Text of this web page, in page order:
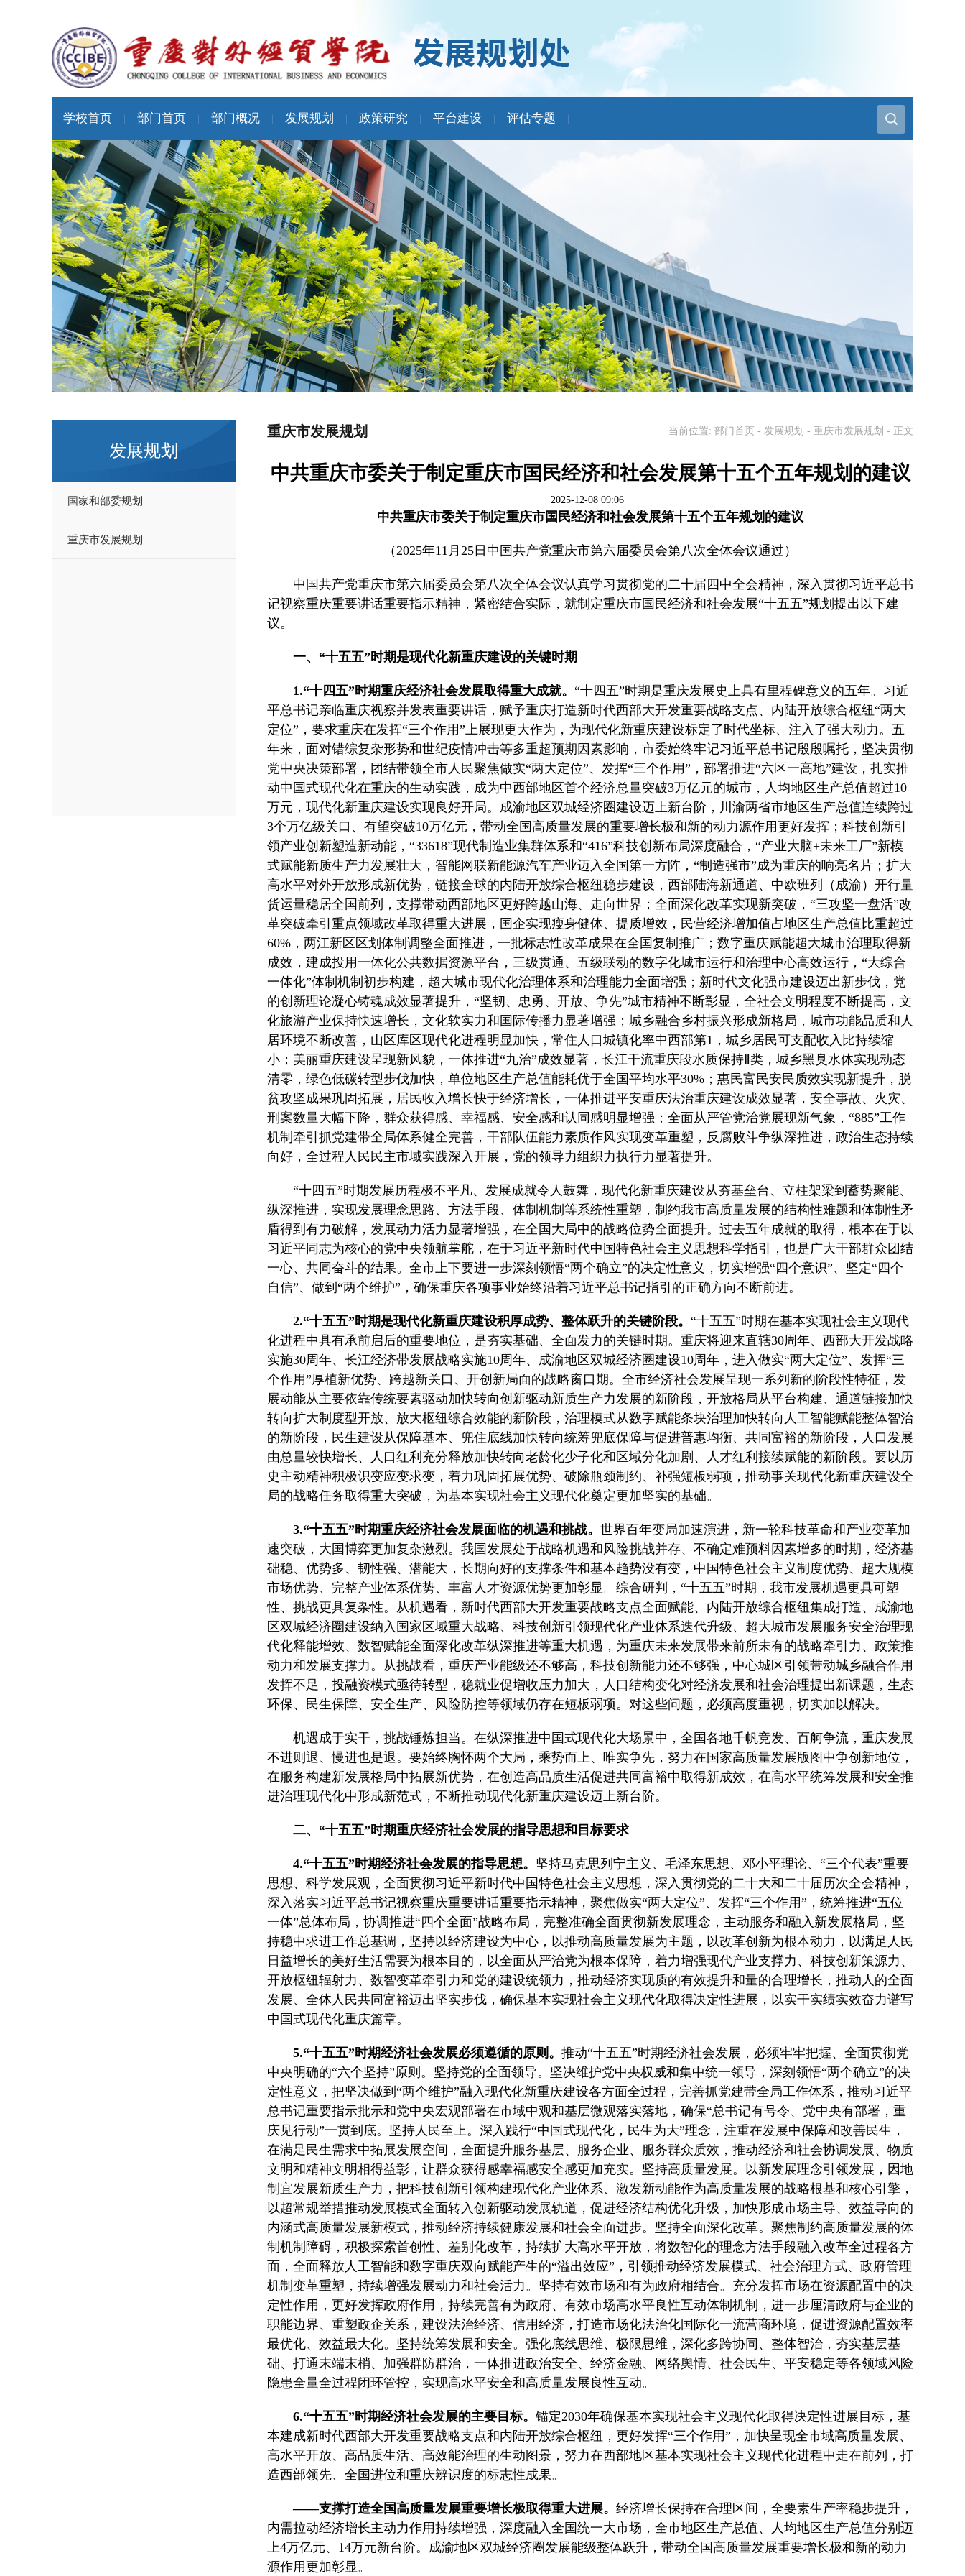
学校首页 部门首页 部门概况 发展规划 政策研究 平台建设 评估专题
发展规划
国家和部委规划
重庆市发展规划
重庆市发展规划 当前位置: 部门首页 - 发展规划 - 重庆市发展规划 - 正文
中共重庆市委关于制定重庆市国民经济和社会发展第十五个五年规划的建议
2025-12-08 09:06
中共重庆市委关于制定重庆市国民经济和社会发展第十五个五年规划的建议
（2025年11月25日中国共产党重庆市第六届委员会第八次全体会议通过）
中国共产党重庆市第六届委员会第八次全体会议认真学习贯彻党的二十届四中全会精神，深入贯彻习近平总书
记视察重庆重要讲话重要指示精神，紧密结合实际，就制定重庆市国民经济和社会发展“十五五”规划提出以下建
议。
一、“十五五”时期是现代化新重庆建设的关键时期
1.“十四五”时期重庆经济社会发展取得重大成就。 “十四五”时期是重庆发展史上具有里程碑意义的五年。习近
平总书记亲临重庆视察并发表重要讲话，赋予重庆打造新时代西部大开发重要战略支点、内陆开放综合枢纽“两大
定位”，要求重庆在发挥“三个作用”上展现更大作为，为现代化新重庆建设标定了时代坐标、注入了强大动力。五
年来，面对错综复杂形势和世纪疫情冲击等多重超预期因素影响，市委始终牢记习近平总书记殷殷嘱托，坚决贯彻
党中央决策部署，团结带领全市人民聚焦做实“两大定位”、发挥“三个作用”，部署推进“六区一高地”建设，扎实推
动中国式现代化在重庆的生动实践，成为中西部地区首个经济总量突破3万亿元的城市，人均地区生产总值超过10
万元，现代化新重庆建设实现良好开局。成渝地区双城经济圈建设迈上新台阶，川渝两省市地区生产总值连续跨过
3个万亿级关口、有望突破10万亿元，带动全国高质量发展的重要增长极和新的动力源作用更好发挥；科技创新引
领产业创新塑造新动能，“33618”现代制造业集群体系和“416”科技创新布局深度融合，“产业大脑+未来工厂”新模
式赋能新质生产力发展壮大，智能网联新能源汽车产业迈入全国第一方阵，“制造强市”成为重庆的响亮名片；扩大
高水平对外开放形成新优势，链接全球的内陆开放综合枢纽稳步建设，西部陆海新通道、中欧班列（成渝）开行量
货运量稳居全国前列，支撑带动西部地区更好跨越山海、走向世界；全面深化改革实现新突破，“三攻坚一盘活”改
革突破牵引重点领域改革取得重大进展，国企实现瘦身健体、提质增效，民营经济增加值占地区生产总值比重超过
60%，两江新区区划体制调整全面推进，一批标志性改革成果在全国复制推广；数字重庆赋能超大城市治理取得新
成效，建成投用一体化公共数据资源平台，三级贯通、五级联动的数字化城市运行和治理中心高效运行，“大综合
一体化”体制机制初步构建，超大城市现代化治理体系和治理能力全面增强；新时代文化强市建设迈出新步伐，党
的创新理论凝心铸魂成效显著提升，“坚韧、忠勇、开放、争先”城市精神不断彰显，全社会文明程度不断提高，文
化旅游产业保持快速增长，文化软实力和国际传播力显著增强；城乡融合乡村振兴形成新格局，城市功能品质和人
居环境不断改善，山区库区现代化进程明显加快，常住人口城镇化率中西部第1，城乡居民可支配收入比持续缩
小；美丽重庆建设呈现新风貌，一体推进“九治”成效显著，长江干流重庆段水质保持Ⅱ类，城乡黑臭水体实现动态
清零，绿色低碳转型步伐加快，单位地区生产总值能耗优于全国平均水平30%；惠民富民安民质效实现新提升，脱
贫攻坚成果巩固拓展，居民收入增长快于经济增长，一体推进平安重庆法治重庆建设成效显著，安全事故、火灾、
刑案数量大幅下降，群众获得感、幸福感、安全感和认同感明显增强；全面从严管党治党展现新气象，“885”工作
机制牵引抓党建带全局体系健全完善，干部队伍能力素质作风实现变革重塑，反腐败斗争纵深推进，政治生态持续
向好，全过程人民民主市域实践深入开展，党的领导力组织力执行力显著提升。
“十四五”时期发展历程极不平凡、发展成就令人鼓舞，现代化新重庆建设从夯基垒台、立柱架梁到蓄势聚能、
纵深推进，实现发展理念思路、方法手段、体制机制等系统性重塑，制约我市高质量发展的结构性难题和体制性矛
盾得到有力破解，发展动力活力显著增强，在全国大局中的战略位势全面提升。过去五年成就的取得，根本在于以
习近平同志为核心的党中央领航掌舵，在于习近平新时代中国特色社会主义思想科学指引，也是广大干部群众团结
一心、共同奋斗的结果。全市上下要进一步深刻领悟“两个确立”的决定性意义，切实增强“四个意识”、坚定“四个
自信”、做到“两个维护”，确保重庆各项事业始终沿着习近平总书记指引的正确方向不断前进。
2.“十五五”时期是现代化新重庆建设积厚成势、整体跃升的关键阶段。 “十五五”时期在基本实现社会主义现代
化进程中具有承前启后的重要地位，是夯实基础、全面发力的关键时期。重庆将迎来直辖30周年、西部大开发战略
实施30周年、长江经济带发展战略实施10周年、成渝地区双城经济圈建设10周年，进入做实“两大定位”、发挥“三
个作用”厚植新优势、跨越新关口、开创新局面的战略窗口期。全市经济社会发展呈现一系列新的阶段性特征，发
展动能从主要依靠传统要素驱动加快转向创新驱动新质生产力发展的新阶段，开放格局从平台构建、通道链接加快
转向扩大制度型开放、放大枢纽综合效能的新阶段，治理模式从数字赋能条块治理加快转向人工智能赋能整体智治
的新阶段，民生建设从保障基本、兜住底线加快转向统筹兜底保障与促进普惠均衡、共同富裕的新阶段，人口发展
由总量较快增长、人口红利充分释放加快转向老龄化少子化和区域分化加剧、人才红利接续赋能的新阶段。要以历
史主动精神积极识变应变求变，着力巩固拓展优势、破除瓶颈制约、补强短板弱项，推动事关现代化新重庆建设全
局的战略任务取得重大突破，为基本实现社会主义现代化奠定更加坚实的基础。
3.“十五五”时期重庆经济社会发展面临的机遇和挑战。 世界百年变局加速演进，新一轮科技革命和产业变革加
速突破，大国博弈更加复杂激烈。我国发展处于战略机遇和风险挑战并存、不确定难预料因素增多的时期，经济基
础稳、优势多、韧性强、潜能大，长期向好的支撑条件和基本趋势没有变，中国特色社会主义制度优势、超大规模
市场优势、完整产业体系优势、丰富人才资源优势更加彰显。综合研判，“十五五”时期，我市发展机遇更具可塑
性、挑战更具复杂性。从机遇看，新时代西部大开发重要战略支点全面赋能、内陆开放综合枢纽集成打造、成渝地
区双城经济圈建设纳入国家区域重大战略、科技创新引领现代化产业体系迭代升级、超大城市发展服务安全治理现
代化释能增效、数智赋能全面深化改革纵深推进等重大机遇，为重庆未来发展带来前所未有的战略牵引力、政策推
动力和发展支撑力。从挑战看，重庆产业能级还不够高，科技创新能力还不够强，中心城区引领带动城乡融合作用
发挥不足，投融资模式亟待转型，稳就业促增收压力加大，人口结构变化对经济发展和社会治理提出新课题，生态
环保、民生保障、安全生产、风险防控等领域仍存在短板弱项。对这些问题，必须高度重视，切实加以解决。
机遇成于实干，挑战锤炼担当。在纵深推进中国式现代化大场景中，全国各地千帆竞发、百舸争流，重庆发展
不进则退、慢进也是退。要始终胸怀两个大局，乘势而上、唯实争先，努力在国家高质量发展版图中争创新地位，
在服务构建新发展格局中拓展新优势，在创造高品质生活促进共同富裕中取得新成效，在高水平统筹发展和安全推
进治理现代化中形成新范式，不断推动现代化新重庆建设迈上新台阶。
二、“十五五”时期重庆经济社会发展的指导思想和目标要求
4.“十五五”时期经济社会发展的指导思想。 坚持马克思列宁主义、毛泽东思想、邓小平理论、“三个代表”重要
思想、科学发展观，全面贯彻习近平新时代中国特色社会主义思想，深入贯彻党的二十大和二十届历次全会精神，
深入落实习近平总书记视察重庆重要讲话重要指示精神，聚焦做实“两大定位”、发挥“三个作用”，统筹推进“五位
一体”总体布局，协调推进“四个全面”战略布局，完整准确全面贯彻新发展理念，主动服务和融入新发展格局，坚
持稳中求进工作总基调，坚持以经济建设为中心，以推动高质量发展为主题，以改革创新为根本动力，以满足人民
日益增长的美好生活需要为根本目的，以全面从严治党为根本保障，着力增强现代产业支撑力、科技创新策源力、
开放枢纽辐射力、数智变革牵引力和党的建设统领力，推动经济实现质的有效提升和量的合理增长，推动人的全面
发展、全体人民共同富裕迈出坚实步伐，确保基本实现社会主义现代化取得决定性进展，以实干实绩实效奋力谱写
中国式现代化重庆篇章。
5.“十五五”时期经济社会发展必须遵循的原则。 推动“十五五”时期经济社会发展，必须牢牢把握、全面贯彻党
中央明确的“六个坚持”原则。坚持党的全面领导。坚决维护党中央权威和集中统一领导，深刻领悟“两个确立”的决
定性意义，把坚决做到“两个维护”融入现代化新重庆建设各方面全过程，完善抓党建带全局工作体系，推动习近平
总书记重要指示批示和党中央宏观部署在市域中观和基层微观落实落地，确保“总书记有号令、党中央有部署，重
庆见行动”一贯到底。坚持人民至上。深入践行“中国式现代化，民生为大”理念，注重在发展中保障和改善民生，
在满足民生需求中拓展发展空间，全面提升服务基层、服务企业、服务群众质效，推动经济和社会协调发展、物质
文明和精神文明相得益彰，让群众获得感幸福感安全感更加充实。坚持高质量发展。以新发展理念引领发展，因地
制宜发展新质生产力，把科技创新引领构建现代化产业体系、激发新动能作为高质量发展的战略根基和核心引擎，
以超常规举措推动发展模式全面转入创新驱动发展轨道，促进经济结构优化升级，加快形成市场主导、效益导向的
内涵式高质量发展新模式，推动经济持续健康发展和社会全面进步。坚持全面深化改革。聚焦制约高质量发展的体
制机制障碍，积极探索首创性、差别化改革，持续扩大高水平开放，将数智化的理念方法手段融入改革全过程各方
面，全面释放人工智能和数字重庆双向赋能产生的“溢出效应”，引领推动经济发展模式、社会治理方式、政府管理
机制变革重塑，持续增强发展动力和社会活力。坚持有效市场和有为政府相结合。充分发挥市场在资源配置中的决
定性作用，更好发挥政府作用，持续完善有为政府、有效市场高水平良性互动体制机制，进一步厘清政府与企业的
职能边界、重塑政企关系，建设法治经济、信用经济，打造市场化法治化国际化一流营商环境，促进资源配置效率
最优化、效益最大化。坚持统筹发展和安全。强化底线思维、极限思维，深化多跨协同、整体智治，夯实基层基
础、打通末端末梢、加强群防群治，一体推进政治安全、经济金融、网络舆情、社会民生、平安稳定等各领域风险
隐患全量全过程闭环管控，实现高水平安全和高质量发展良性互动。
6.“十五五”时期经济社会发展的主要目标。 锚定2030年确保基本实现社会主义现代化取得决定性进展目标，基
本建成新时代西部大开发重要战略支点和内陆开放综合枢纽，更好发挥“三个作用”，加快呈现全市域高质量发展、
高水平开放、高品质生活、高效能治理的生动图景，努力在西部地区基本实现社会主义现代化进程中走在前列，打
造西部领先、全国进位和重庆辨识度的标志性成果。
——支撑打造全国高质量发展重要增长极取得重大进展。 经济增长保持在合理区间，全要素生产率稳步提升，
内需拉动经济增长主动力作用持续增强，深度融入全国统一大市场，全市地区生产总值、人均地区生产总值分别迈
上4万亿元、14万元新台阶。成渝地区双城经济圈发展能级整体跃升，带动全国高质量发展重要增长极和新的动力
源作用更加彰显。